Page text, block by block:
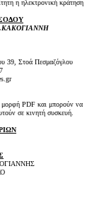
η ηλεκτρονική κράτηση
39, Στοά Πεσμαζόγλου
μορφή PDF και μπορούν να
σε κινητή συσκευή.